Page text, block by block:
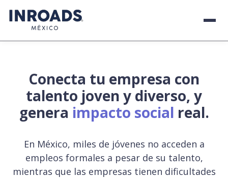
Conecta tu empresa con
talento joven y diverso, y
genera impacto social real.
En México, miles de jóvenes no acceden a
empleos formales a pesar de su talento,
mientras que las empresas tienen dificultades